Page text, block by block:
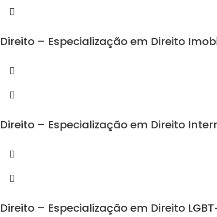
Direito – Especialização em Direito
Direito – Especialização em Direito
Direito – Especialização em Direito